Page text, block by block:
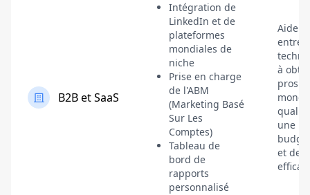
B2B et SaaS
Intégration de
LinkedIn et de
plateformes
mondiales de
niche
Prise en charge
de l'ABM
(Marketing Basé
Sur Les
Comptes)
Tableau de
bord de
rapports
personnalisé
Aide
à
une
et des